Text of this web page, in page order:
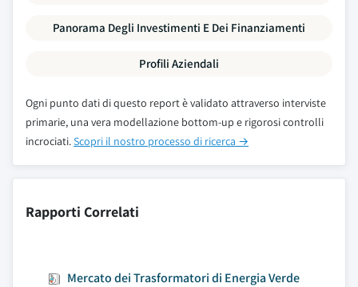
Panorama Degli Investimenti E Dei Finanziamenti
Profili Aziendali
Ogni punto dati di questo report è validato attraverso interviste
primarie, una vera modellazione bottom-up e rigorosi controlli
incrociati.Scopri il nostro processo di ricerca →
Rapporti Correlati
Mercato dei Trasformatori di Energia Verde